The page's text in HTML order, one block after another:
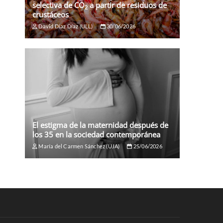
selectiva de CO2a partir de residuos de
crustáceos
David Díaz Díaz (ULL) 30/06/2026
El estigma de la maternidad después de
los 35 en la sociedad contemporánea
María del Carmen Sánchez (UJA) 25/06/2026